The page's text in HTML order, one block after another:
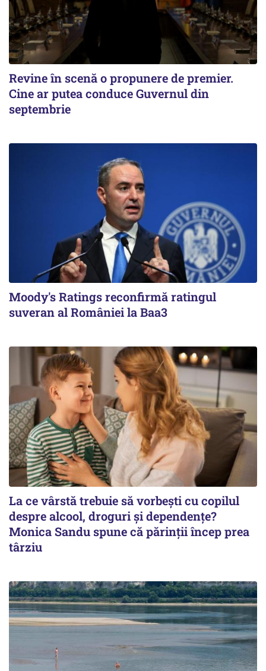
Revine în scenă o propunere de premier.
Cine ar putea conduce Guvernul din
septembrie
Moody's Ratings reconfirmă ratingul
suveran al României la Baa3
La ce vârstă trebuie să vorbești cu copilul
despre alcool, droguri și dependențe?
Monica Sandu spune că părinții încep prea
târziu